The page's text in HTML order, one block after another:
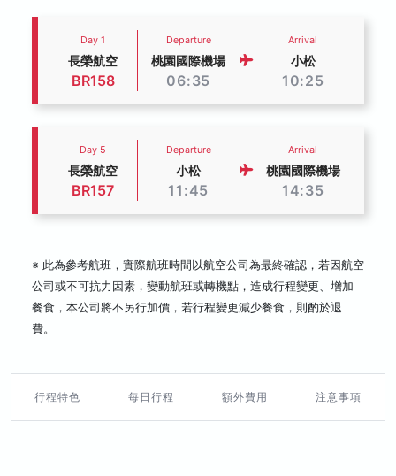
Day 1
長榮航空
BR158
Departure
桃園國際機場
06:35
Arrival
小松
10:25
Day 5
長榮航空
BR157
Departure
小松
11:45
Arrival
桃園國際機場
14:35
※ 此為參考航班，實際航班時間以航空公司為最終確認，若因航空
公司或不可抗力因素，變動航班或轉機點，造成行程變更、增加
餐食，本公司將不另行加價，若行程變更減少餐食，則酌於退
費。
行程特色 每日行程 額外費用 注意事項